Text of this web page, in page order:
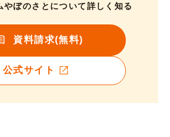
やぼのさとについて詳しく知る
資料請求(無料)
公式サイト